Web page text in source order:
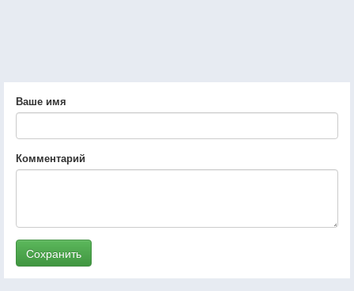
Ваше имя
Комментарий
Сохранить